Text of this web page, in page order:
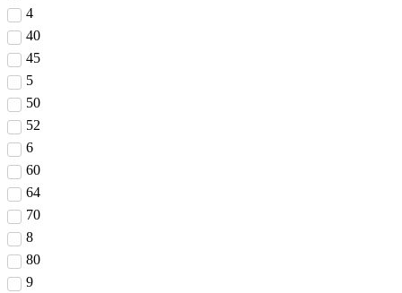
4
40
45
5
50
52
6
60
64
70
8
80
9